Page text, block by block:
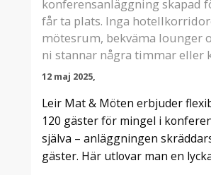
konferensanläggning skapad
får ta plats. Inga
mötesrum, bekväma lounger
ni stannar några timmar eller
12 maj 2025,
Leir Mat & Möten erbjuder
120 gäster för mingel i
själva – anläggningen
gäster. Här utlovar man en